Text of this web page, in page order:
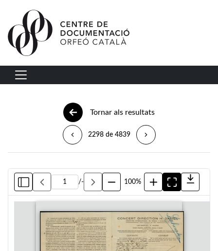
Vés al contingut
Navegació principal
Tornar als resultats
2298 de 4839
/- 100%